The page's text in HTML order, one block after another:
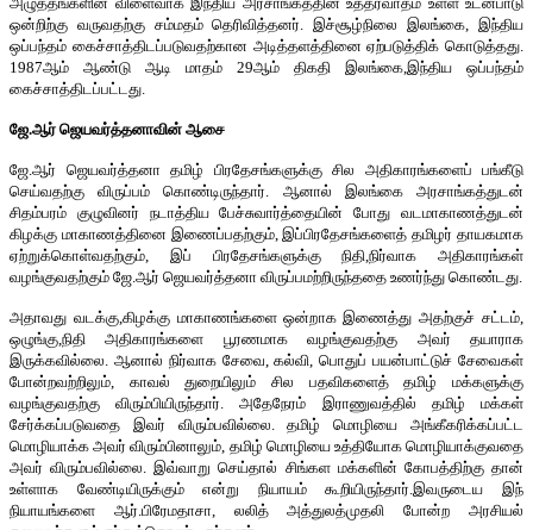
ஒன்றிற்கு வருவதற்கு சம்மதம் தெரிவித்தனர். இச்சூழ்நிலை இலங்கை, இந்திய
ஒப்பந்தம் கைச்சாத்திடப்படுவதற்கான அடித்தளத்தினை ஏற்படுத்திக் கொடுத்தது.
1987ஆம் ஆண்டு ஆடி மாதம் 29ஆம் திகதி இலங்கை,இந்திய ஒப்பந்தம்
கைச்சாத்திடப்பட்டது.
ஜே.ஆர் ஜெயவர்த்தனாவின் ஆசை
ஜே.ஆர் ஜெயவர்த்தனா தமிழ் பிரதேசங்களுக்கு சில அதிகாரங்களைப் பங்கீடு
செய்வதற்கு விருப்பம் கொண்டிருந்தார். ஆனால் இலங்கை அரசாங்கத்துடன்
சிதம்பரம் குழுவினர் நடாத்திய பேச்சுவார்த்தையின் போது வடமாகாணத்துடன்
கிழக்கு மாகாணத்தினை இணைப்பதற்கும், இப்பிரதேசங்களைத் தமிழர் தாயகமாக
ஏற்றுக்கொள்வதற்கும், இப் பிரதேசங்களுக்கு நிதி,நிர்வாக அதிகாரங்கள்
வழங்குவதற்கும் ஜே.ஆர் ஜெயவர்த்தனா விருப்பமற்றிருந்ததை உணர்ந்து கொண்டது.
அதாவது வடக்கு,கிழக்கு மாகாணங்களை ஒன்றாக இணைத்து அதற்குச் சட்டம்,
ஒழுங்கு,நிதி அதிகாரங்களை பூரணமாக வழங்குவதற்கு அவர் தயாராக
இருக்கவில்லை. ஆனால் நிர்வாக சேவை, கல்வி, பொதுப் பயன்பாட்டுச் சேவைகள்
போன்றவற்றிலும், காவல் துறையிலும் சில பதவிகளைத் தமிழ் மக்களுக்கு
வழங்குவதற்கு விரும்பியிருந்தார். அதேநேரம் இராணுவத்தில் தமிழ் மக்கள்
சேர்க்கப்படுவதை இவர் விரும்பவில்லை. தமிழ் மொழியை அங்கீகரிக்கப்பட்ட
மொழியாக்க அவர் விரும்பினாலும், தமிழ் மொழியை உத்தியோக மொழியாக்குவதை
அவர் விரும்பவில்லை. இவ்வாறு செய்தால் சிங்கள மக்களின் கோபத்திற்கு தான்
உள்ளாக வேண்டியிருக்கும் என்று நியாயம் கூறியிருந்தார்.இவருடைய இந்
நியாயங்களை ஆர்.பிரேமதாசா, லலித் அத்துலத்முதலி போன்ற அரசியல்